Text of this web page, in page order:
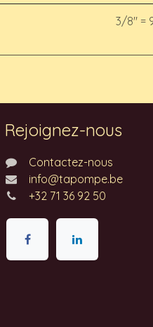
3/8" =
Rejoignez-nous
Contactez-nous
info@tapompe.be
+32 71 36 92 50